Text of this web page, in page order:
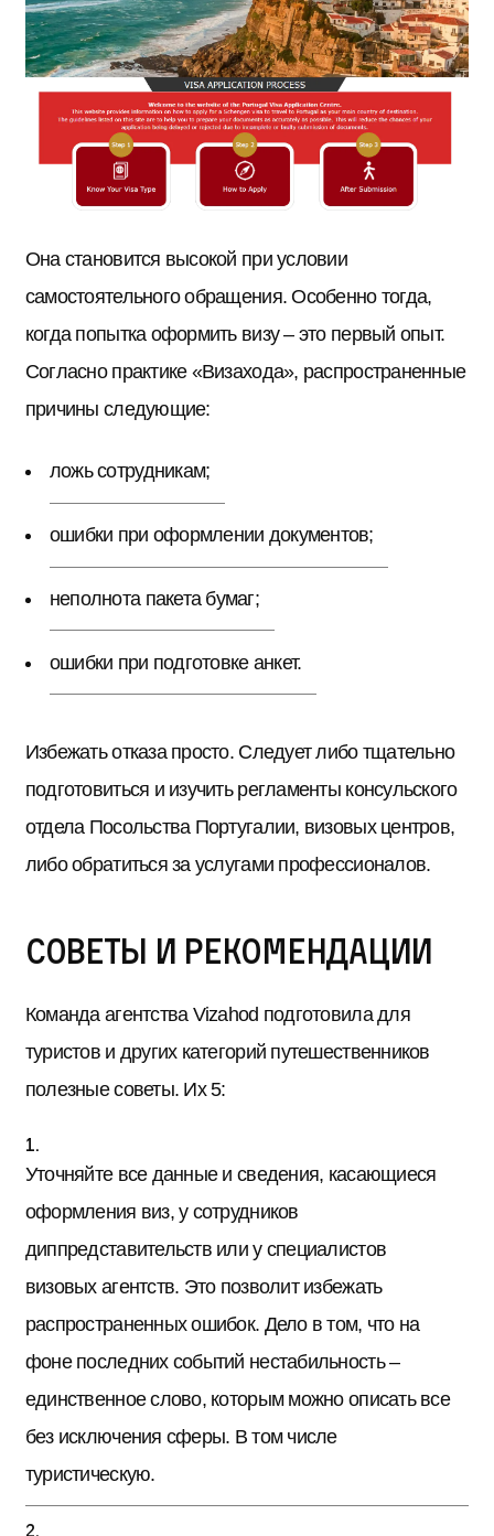
Она становится высокой при условии
самостоятельного обращения. Особенно тогда,
когда попытка оформить визу – это первый опыт.
Согласно практике «Визахода», распространенные
причины следующие:
ложь сотрудникам;
ошибки при оформлении документов;
неполнота пакета бумаг;
ошибки при подготовке анкет.
Избежать отказа просто. Следует либо тщательно
подготовиться и изучить регламенты консульского
отдела Посольства Португалии, визовых центров,
либо обратиться за услугами профессионалов.
Советы и рекомендации
Команда агентства Vizahod подготовила для
туристов и других категорий путешественников
полезные советы. Их 5:
Уточняйте все данные и сведения, касающиеся
оформления виз, у сотрудников
диппредставительств или у специалистов
визовых агентств. Это позволит избежать
распространенных ошибок. Дело в том, что на
фоне последних событий нестабильность –
единственное слово, которым можно описать все
без исключения сферы. В том числе
туристическую.